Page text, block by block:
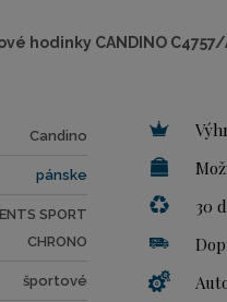
hodinky CANDINO C4757/
Candino
pánske
SPORT
CHRONO
športové
30